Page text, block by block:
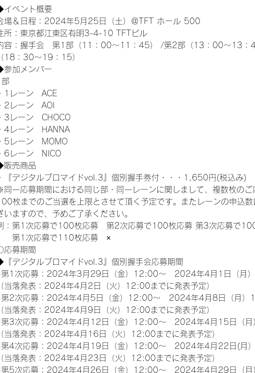
ベント概要
場＆日程：2024年5月25日（土）＠TFT ホール 500
所：東京都江東区有明3-4-10 TFTビル
容：握手会　第1部（11：00～11：45） /第2部（13：00～13
（18：30～19：15）
加メンバー
部
・1レーン　ACE
・2レーン　AOI
・3レーン　CHOCO
・4レーン　HANNA
・5レーン　MOMO
・6レーン　NICO
売商品
・『デジタルブロマイドvol.3』個別握手券付・・・1,650円(税込み)
同一応募期間における同じ部・同一レーンに関しまして、複数枚の
枚までのご当選を上限とさせて頂く予定です。またレーンの申込
いますので、予めご了承ください。
：第1次応募で100枚応募　第2次応募で100枚応募 第3次応募で
第1次応募で110枚応募　×
応募期間
デジタルブロマイドvol.3』個別握手会応募期間
第1次応募：2024年3月29日（金）12:00～　2024年4月1日（月
（当落発表：2024年4月2日（火）12:00までに発表予定）
第2次応募：2024年4月5日（金）12:00～　2024年4月8日（月）
（当落発表：2024年4月9日（火）12:00までに発表予定）
第3次応募：2024年4月12日（金）12:00～　2024年4月15日（
（当落発表：2024年4月16日（火）12:00までに発表予定）
第4次応募：2024年4月19日（金）12:00～　2024年4月22日(月
（当落発表：2024年4月23日（火）12:00までに発表予定）
第5次応募：2024年4月26日（金）12:00～　2024年4月29日（